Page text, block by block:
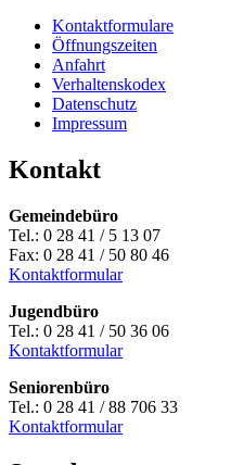
Kontaktformulare
Öffnungszeiten
Anfahrt
Verhaltenskodex
Datenschutz
Impressum
Kontakt
Gemeindebüro
Tel.: 0 28 41 / 5 13 07
Fax: 0 28 41 / 50 80 46
Kontaktformular
Jugendbüro
Tel.: 0 28 41 / 50 36 06
Kontaktformular
Seniorenbüro
Tel.: 0 28 41 / 88 706 33
Kontaktformular